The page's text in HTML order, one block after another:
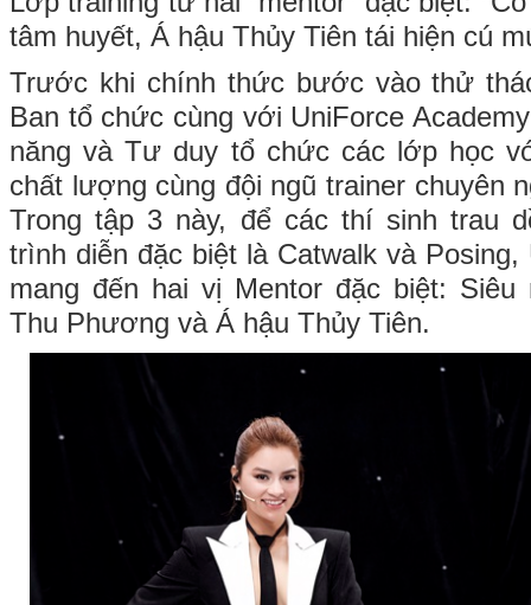
tâm huyết, Á hậu Thủy Tiên tái hiện cú
Trước khi chính thức bước vào thử
Ban tổ chức cùng với UniForce
năng và Tư duy tổ chức các lớp học
chất lượng cùng đội ngũ trainer chuyên
Trong tập 3 này, để các thí sinh trau
trình diễn đặc biệt là Catwalk và Posing,
mang đến hai vị Mentor đặc biệt: Siêu
Thu Phương và Á hậu Thủy Tiên.